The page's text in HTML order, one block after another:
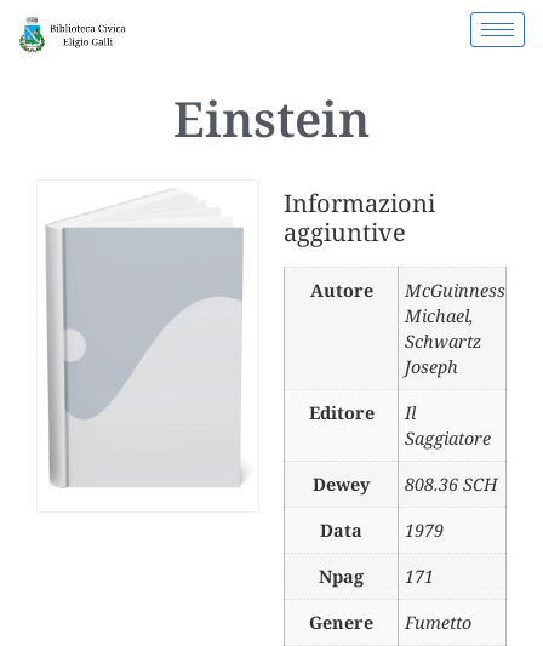
Einstein
Informazioni
aggiuntive
Autore
McGuinness
Michael,
Schwartz
Joseph
Editore
Il
Saggiatore
Dewey
808.36 SCH
Data
1979
Npag
171
Genere
Fumetto